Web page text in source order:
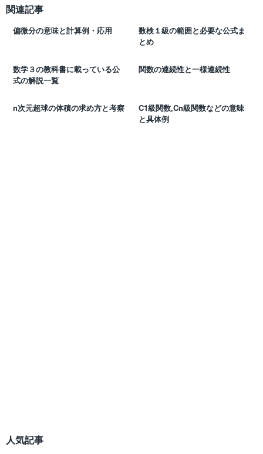
関連記事
偏微分の意味と計算例・応用
数検１級の範囲と必要な公式ま
とめ
数学３の教科書に載っている公
式の解説一覧
関数の連続性と一様連続性
n次元超球の体積の求め方と考察
C1級関数,Cn級関数などの意味
と具体例
人気記事